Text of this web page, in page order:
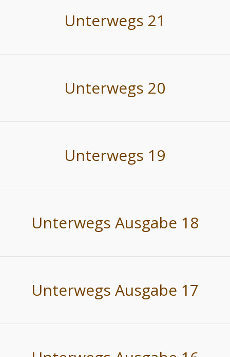
Unterwegs 21
Unterwegs 20
Unterwegs 19
Unterwegs Ausgabe 18
Unterwegs Ausgabe 17